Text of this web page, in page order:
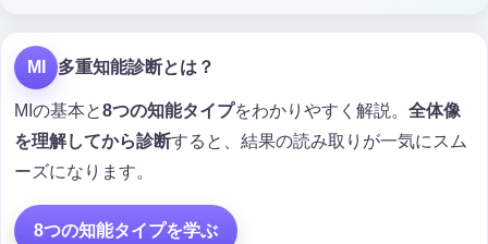
MI 多重知能診断とは？
MIの基本と8つの知能タイプをわかりやすく解説。 全体像
を理解してから診断すると、結果の読み取りが一気にスム
ーズになります。
8つの知能タイプを学ぶ